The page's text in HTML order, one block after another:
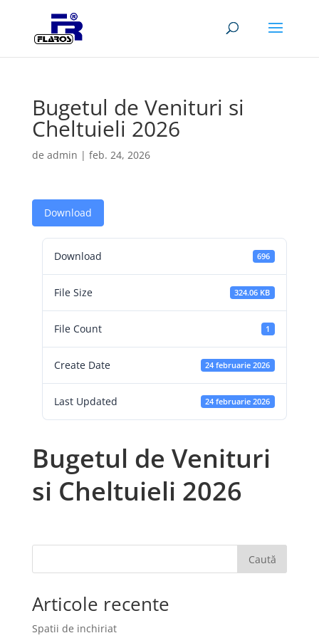
Bugetul de Venituri si
Cheltuieli 2026
de admin | feb. 24, 2026
Download
Download 696
File Size 324.06 KB
File Count 1
Create Date 24 februarie 2026
Last Updated 24 februarie 2026
Bugetul de Venituri
si Cheltuieli 2026
Caută
Articole recente
Spatii de inchiriat